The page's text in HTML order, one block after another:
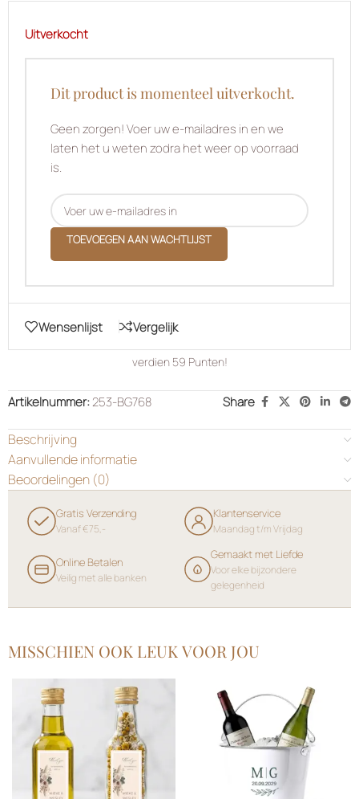
Uitverkocht
Dit product is momenteel uitverkocht.
Geen zorgen! Voer uw e-mailadres in en we
laten het u weten zodra het weer op voorraad
is.
TOEVOEGEN AAN WACHTLIJST
Wensenlijst Vergelijk
verdien 59 Punten!
Artikelnummer:253-BG768 Share
Beschrijving
Aanvullende informatie
Beoordelingen (0)
Gratis Verzending
Vanaf €75,-
Klantenservice
Maandag t/m Vrijdag
Online Betalen
Veilig met alle banken
Gemaakt met Liefde
Voor elke bijzondere
gelegenheid
MISSCHIEN OOK LEUK VOOR JOU